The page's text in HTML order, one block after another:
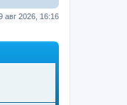
авг 2026, 16:16